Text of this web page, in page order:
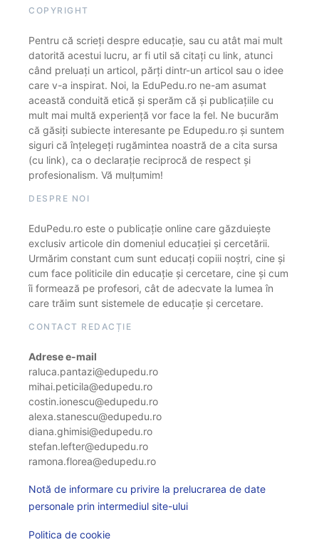
COPYRIGHT
Pentru că scrieți despre educație, sau cu atât mai mult
datorită acestui lucru, ar fi util să citați cu link, atunci
când preluați un articol, părți dintr-un articol sau o idee
care v-a inspirat. Noi, la EduPedu.ro ne-am asumat
această conduită etică și sperăm că și publicațiile cu
mult mai multă experiență vor face la fel. Ne bucurăm
că găsiți subiecte interesante pe Edupedu.ro și suntem
siguri că înțelegeți rugămintea noastră de a cita sursa
(cu link), ca o declarație reciprocă de respect și
profesionalism. Vă mulțumim!
DESPRE NOI
EduPedu.ro este o publicație online care găzduiește
exclusiv articole din domeniul educației și cercetării.
Urmărim constant cum sunt educați copiii noștri, cine și
cum face politicile din educație și cercetare, cine și cum
îi formează pe profesori, cât de adecvate la lumea în
care trăim sunt sistemele de educație și cercetare.
CONTACT REDACȚIE
Adrese e-mail
raluca.pantazi@edupedu.ro
mihai.peticila@edupedu.ro
costin.ionescu@edupedu.ro
alexa.stanescu@edupedu.ro
diana.ghimisi@edupedu.ro
stefan.lefter@edupedu.ro
ramona.florea@edupedu.ro
Notă de informare cu privire la prelucrarea de date
personale prin intermediul site-ului
Politica de cookie